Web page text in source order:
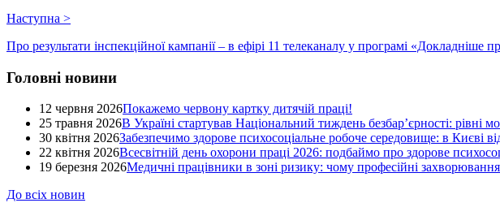
Наступна >
Про результати інспекційної кампанії – в ефірі 11 телеканалу у програмі «Докладніше
Головні новини
12 червня 2026Покажемо червону картку дитячій праці!
25 травня 2026В Україні стартував Національний тиждень безбар’єрності:
30 квітня 2026Забезпечимо здорове психосоціальне робоче середовище: в Києві
22 квітня 2026Всесвітній день охорони праці 2026: подбаймо про здорове
19 березня 2026Медичні працівники в зоні ризику: чому професійні
До всіх новин